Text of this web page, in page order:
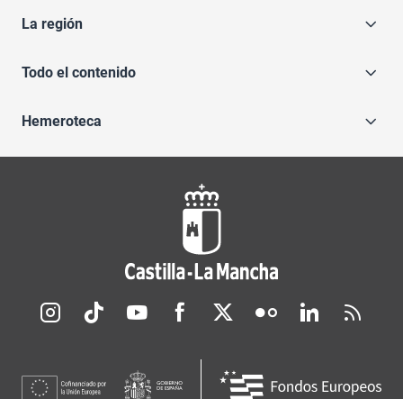
La región
Todo el contenido
Hemeroteca
Redes sociales JCCM